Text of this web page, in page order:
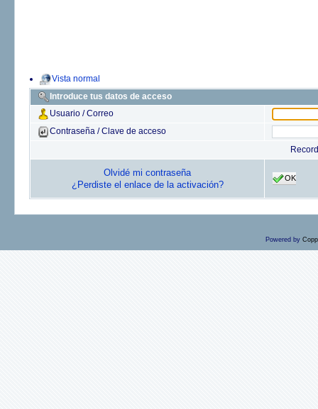
Vista normal
Introduce tus datos de acceso
Usuario / Correo
Contraseña / Clave de acceso
Olvidé mi contraseña
¿Perdiste el enlace de la activación?
OK
Powered by